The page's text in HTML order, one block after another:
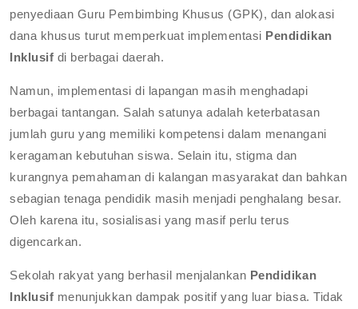
penyediaan Guru Pembimbing Khusus (GPK), dan alokasi
dana khusus turut memperkuat implementasi Pendidikan
Inklusif di berbagai daerah.
Namun, implementasi di lapangan masih menghadapi
berbagai tantangan. Salah satunya adalah keterbatasan
jumlah guru yang memiliki kompetensi dalam menangani
keragaman kebutuhan siswa. Selain itu, stigma dan
kurangnya pemahaman di kalangan masyarakat dan bahkan
sebagian tenaga pendidik masih menjadi penghalang besar.
Oleh karena itu, sosialisasi yang masif perlu terus
digencarkan.
Sekolah rakyat yang berhasil menjalankan Pendidikan
Inklusif menunjukkan dampak positif yang luar biasa. Tidak